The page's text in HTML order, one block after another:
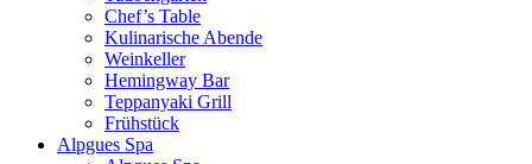
Chef’s Table
Kulinarische Abende
Weinkeller
Hemingway Bar
Teppanyaki Grill
Frühstück
Alpgues Spa